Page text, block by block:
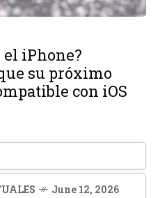
el iPhone?
su próximo
con iOS
June 12, 2026